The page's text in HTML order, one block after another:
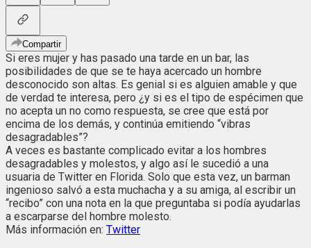
Compartir
Si eres mujer y has pasado una tarde en un bar, las
posibilidades de que se te haya acercado un hombre
desconocido son altas. Es genial si es alguien amable y que
de verdad te interesa, pero ¿y si es el tipo de espécimen que
no acepta un no como respuesta, se cree que está por
encima de los demás, y continúa emitiendo “vibras
desagradables”?
A veces es bastante complicado evitar a los hombres
desagradables y molestos, y algo así le sucedió a una
usuaria de Twitter en Florida. Solo que esta vez, un barman
ingenioso salvó a esta muchacha y a su amiga, al escribir un
“recibo” con una nota en la que preguntaba si podía ayudarlas
a escarparse del hombre molesto.
Más información en: Twitter